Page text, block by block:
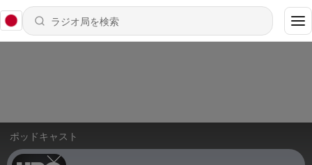
ポッドキャスト